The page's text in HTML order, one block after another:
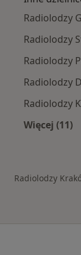
Radiolodzy
Radiolodzy
Radiolodzy
Radiolodzy
Radiolodzy
Więcej (11)
Radiolodzy